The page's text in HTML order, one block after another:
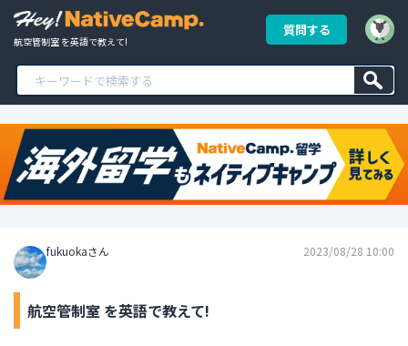
航空管制室 を英語で教えて!
質問する
fukuokaさん 2023/08/28 10:00
航空管制室 を英語で教えて!